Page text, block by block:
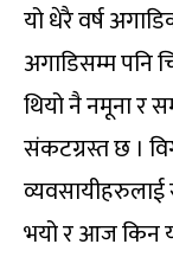
यो धेरै वर्ष
अगाडिसम्म पनि
थियो नै नमूना र
संकटग्रस्त छ ।
व्यवसायीहरुलाई
भयो र आज किन